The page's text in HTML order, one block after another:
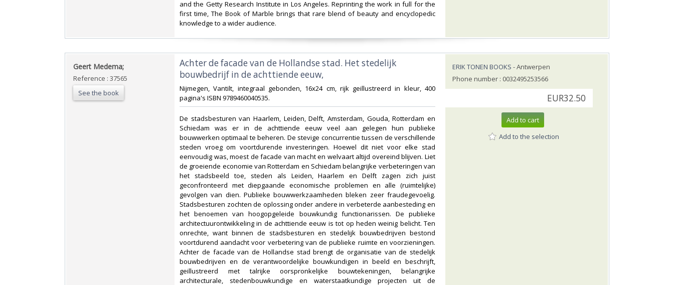
and the Getty Research Institute in Los Angeles. Reprinting the work in full for the
first time, The Book of Marble brings that rare blend of beauty and encyclopedic
knowledge to a wider audience.‎
‎Geert Medema;‎
Reference : 37565
See the book
‎Achter de facade van de Hollandse stad. Het stedelijk
bouwbedrijf in de achttiende eeuw,‎
‎Nijmegen, Vantilt, integraal gebonden, 16x24 cm, rijk geillustreerd in kleur, 400
pagina's ISBN 9789460040535.‎
‎De stadsbesturen van Haarlem, Leiden, Delft, Amsterdam, Gouda, Rotterdam en
Schiedam was er in de achttiende eeuw veel aan gelegen hun publieke
bouwwerken optimaal te beheren. De stevige concurrentie tussen de verschillende
steden vroeg om voortdurende investeringen. Hoewel dit niet voor elke stad
eenvoudig was, moest de facade van macht en welvaart altijd overeind blijven. Liet
de groeiende economie van Rotterdam en Schiedam belangrijke verbeteringen van
het stadsbeeld toe, steden als Leiden, Haarlem en Delft zagen zich juist
geconfronteerd met diepgaande economische problemen en alle (ruimtelijke)
gevolgen van dien. Publieke bouwwerkzaamheden bleken zeer fraudegevoelig.
Stadsbesturen zochten de oplossing onder andere in verbeterde aanbesteding en
het benoemen van hoogopgeleide bouwkundig functionarissen. De publieke
architectuurontwikkeling in de achttiende eeuw is tot op heden weinig belicht. Ten
onrechte, want binnen de stadsbesturen en stedelijk bouwbedrijven bestond
voortdurend aandacht voor verbetering van de publieke ruimte en voorzieningen.
Achter de facade van de Hollandse stad brengt de organisatie van de stedelijk
bouwbedrijven en de verantwoordelijke bouwkundigen in beeld en beschrijft,
geillustreerd met talrijke oorspronkelijke bouwtekeningen, belangrijke
architecturale, stedenbouwkundige en waterstaatkundige projecten uit de
ERIK TONEN BOOKS - Antwerpen
Phone number : 0032495253566
EUR32.50
Add to cart
Add to the selection